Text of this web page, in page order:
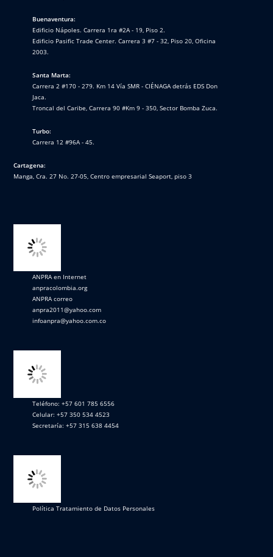
Buenaventura:
Edificio Nápoles. Carrera 1ra #2A - 19, Piso 2.
Edificio Pasific Trade Center. Carrera 3 #7 - 32, Piso 20, Oficina
2003.
Santa Marta:
Carrera 2 #170 - 279. Km 14 Vía SMR - CIÉNAGA detrás EDS Don
Jaca.
Troncal del Caribe, Carrera 90 #Km 9 - 350, Sector Bomba Zuca.
Turbo:
Carrera 12 #96A - 45.
Cartagena:
Manga, Cra. 27 No. 27-05, Centro empresarial Seaport, piso 3
ANPRA en Internet
anpracolombia.org
ANPRA correo
anpra2011@yahoo.com
infoanpra@yahoo.com.co
Teléfono: +57 601 785 6556
Celular: +57 350 534 4523
Secretaría: +57 315 638 4454
Política Tratamiento de Datos Personales